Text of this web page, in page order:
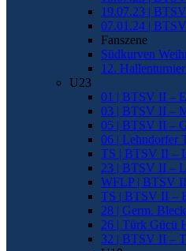
19.07.23 |
07.01.24 |
Fanszene
Südkurven
12.
U23
01 | BTSV II –
03 | BTSV II –
05 | BTSV II –
06 | Lehndorfer
TS | BTSV II –
23 | BTSV II –
WFLP | BTSV
TS | BTSV II –
28 | Germ.
26 | Türk Gücü
32 | BTSV II –